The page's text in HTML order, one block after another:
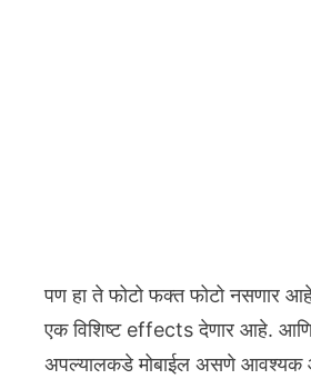
पण हा ते फोटो फक्त फोटो नसणार
एक विशिष्ट effects देणार आहे. आणि
अपल्यालकडे मोबाईल असणे आवश्यक